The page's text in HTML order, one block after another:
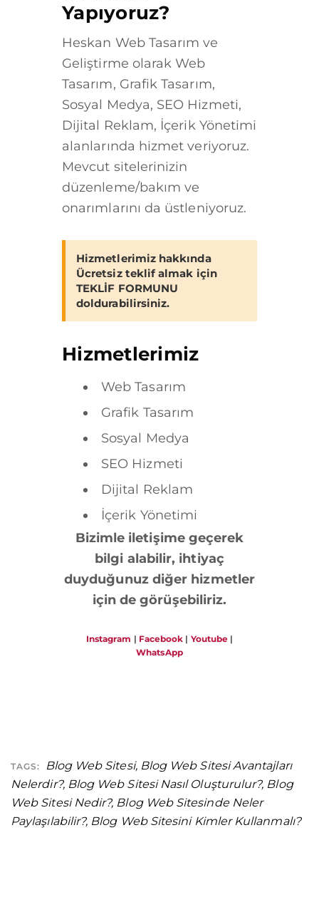
Yapıyoruz?
Heskan Web Tasarım ve
Geliştirme olarak Web
Tasarım, Grafik Tasarım,
Sosyal Medya, SEO Hizmeti,
Dijital Reklam, İçerik Yönetimi
alanlarında hizmet veriyoruz.
Mevcut sitelerinizin
düzenleme/bakım ve
onarımlarını da üstleniyoruz.
Hizmetlerimiz hakkında
Ücretsiz teklif almak için
TEKLİF FORMUNU
doldurabilirsiniz.
Hizmetlerimiz
Web Tasarım
Grafik Tasarım
Sosyal Medya
SEO Hizmeti
Dijital Reklam
İçerik Yönetimi
Bizimle iletişime geçerek
bilgi alabilir, ihtiyaç
duyduğunuz diğer hizmetler
için de görüşebiliriz.
Instagram | Facebook | Youtube |
WhatsApp
TAGS: Blog Web Sitesi, Blog Web Sitesi Avantajları
Nelerdir?, Blog Web Sitesi Nasıl Oluşturulur?, Blog
Web Sitesi Nedir?, Blog Web Sitesinde Neler
Paylaşılabilir?, Blog Web Sitesini Kimler Kullanmalı?